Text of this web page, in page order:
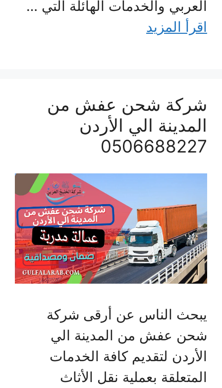
العربي والخدمات الهائلة التي …
اقرأ المزيد
شركة شحن عفش من
المدينة الي الأردن
0506688227
يبحث الناس عن أرقى شركة
شحن عفش من المدينة الي
الأردن لتقديم كافة الخدمات
المتعلقة بعملية نقل الأثاث